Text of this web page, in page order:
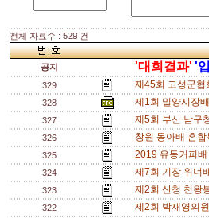
전체 자료수 : 529 건
공지 '대회결과' '
329 제45회 고성군
328 제1회 밀양시장
327 제5회 부산 남구
326 창원 동아배 혼
325 2019 유동커피
324 제7회 기장 위너
323 제2회 산청 천왕
322 제2회 박재영의